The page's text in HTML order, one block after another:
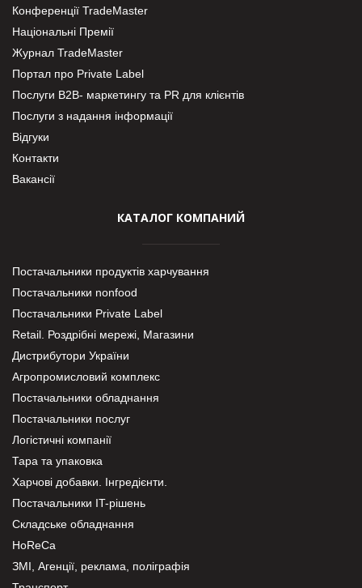
Конференції TradeMaster
Національні Премії
Журнал TradeMaster
Портал про Private Label
Послуги В2В- маркетингу та PR для клієнтів
Послуги з надання інформації
Відгуки
Контакти
Вакансії
КАТАЛОГ КОМПАНИЙ
Постачальники продуктів харчування
Постачальники nonfood
Постачальники Private Label
Retail. Роздрібні мережі, Магазини
Дистрибутори України
Агропромисловий комплекс
Постачальники обладнання
Постачальники послуг
Логістичні компанії
Тара та упаковка
Харчові добавки. Інгредієнти.
Постачальники IT-рішень
Складське обладнання
HoReCa
ЗМІ, Агенції, реклама, поліграфія